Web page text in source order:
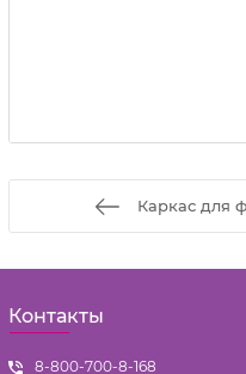
Каркас для
Контакты
8-800-700-8-168